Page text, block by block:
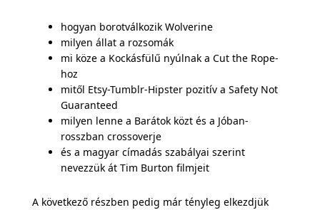
hogyan borotválkozik Wolverine
milyen állat a rozsomák
mi köze a Kockásfülű nyúlnak a Cut the Rope-
hoz
mitől Etsy-Tumblr-Hipster pozitív a Safety Not
Guaranteed
milyen lenne a Barátok közt és a Jóban-
rosszban crossoverje
és a magyar címadás szabályai szerint
nevezzük át Tim Burton filmjeit
A következő részben pedig már tényleg elkezdjük